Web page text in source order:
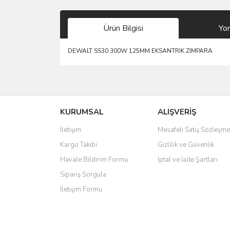
Ürün Bilgisi
DEWALT SS30 300W 125MM EKSANTRIK ZIMPARA
Ürün resmi kalitesiz, bozuk veya görüntülenemiyor.
Ürün açıklamasında eksik bilgiler bulunuyor.
Ürün bilgilerinde hatalar bulunuyor.
Ürün fiyatı diğer sitelerden daha pahalı.
Bu ürüne benzer farklı alternatifler olmalı.
KURUMSAL
İletişim
Kargo Takibi
Havale Bildirim Formu
Sipariş Sorgula
İletişim Formu
ALIŞVERİŞ
Mesafeli Satış
Gizlilik ve Güvenlik
İptal ve İade Şartları